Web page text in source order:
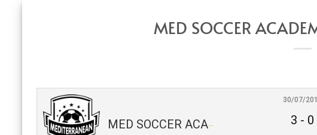
MED SOCCER
MED SOCCER ACADEMY (Prebenjamín) 2018
30/07/
3 - 0